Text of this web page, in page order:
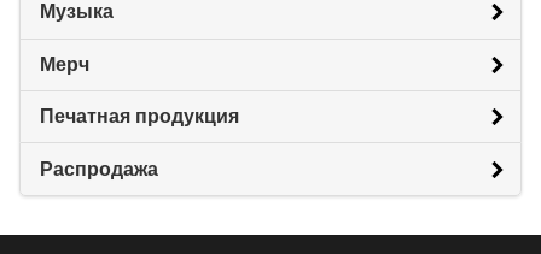
Музыка
Мерч
Печатная продукция
Распродажа